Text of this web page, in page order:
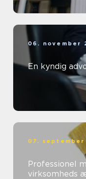
06. november
En kyndig
07. september
Professionel
virksomheds